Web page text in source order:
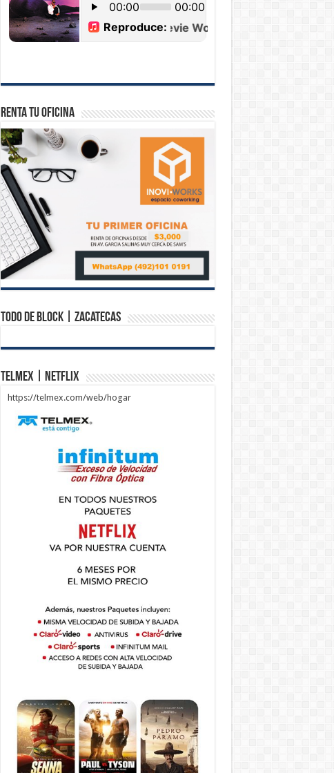
Renta tu Oficina
Todo de Block | Zacatecas
Telmex | Netflix
https://telmex.com/web/hogar